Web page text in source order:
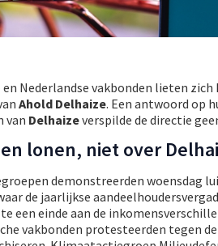
Nederlandse vakbonden lieten zich
Ahold Delhaize. Een antwoord op
van Delhaizeverspilde de directie
lonen, niet over
demonstreerden woensdag
de jaarlijkse
een einde aan de
vakbonden protesteerden tegen